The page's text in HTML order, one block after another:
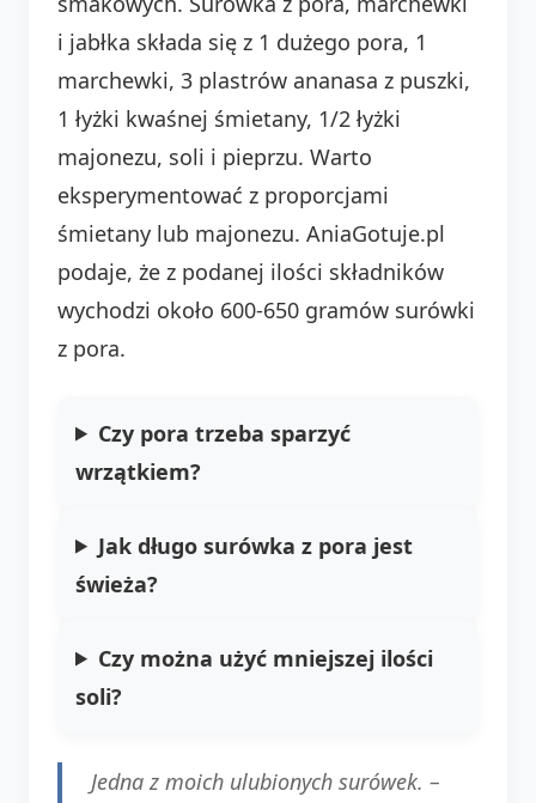
i jabłka składa się z 1 dużego pora, 1
marchewki, 3 plastrów ananasa z puszki,
1 łyżki kwaśnej śmietany, 1/2 łyżki
majonezu, soli i pieprzu. Warto
eksperymentować z proporcjami
śmietany lub majonezu. AniaGotuje.pl
podaje, że z podanej ilości składników
wychodzi około 600-650 gramów surówki
z pora.
Czy pora trzeba sparzyć
wrzątkiem?
Jak długo surówka z pora jest
świeża?
Czy można użyć mniejszej ilości
soli?
Jedna z moich ulubionych surówek. –